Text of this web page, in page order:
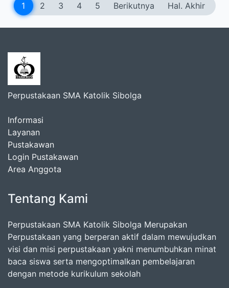
1 2 3 4 5 Berikutnya Hal. Akhir
Perpustakaan SMA Katolik Sibolga
Informasi
Layanan
Pustakawan
Login Pustakawan
Area Anggota
Tentang Kami
Perpustakaan SMA Katolik Sibolga Merupakan
Perpustakaan yang berperan aktif dalam mewujudkan
visi dan misi perpustakaan yakni menumbuhkan minat
baca siswa serta mengoptimalkan pembelajaran
dengan metode kurikulum sekolah